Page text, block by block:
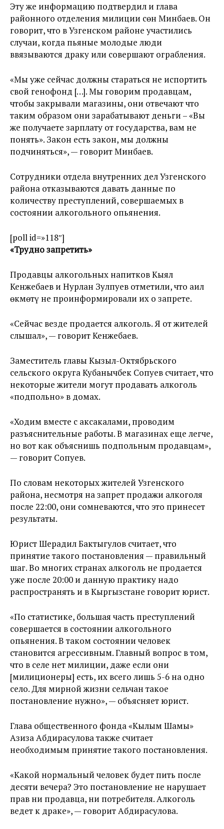
Эту же информацию подтвердил и глава
районного отделения милиции Үсөн Минбаев. Он
говорит, что в Узгенском районе участились
случаи, когда пьяные молодые люди
ввязываются драку или совершают ограбления.
«Мы уже сейчас должны стараться не испортить
свой генофонд […]. Мы говорим продавцам,
чтобы закрывали магазины, они отвечают что
таким образом они зарабатывают деньги – «Вы
же получаете зарплату от государства, вам не
понять». Закон есть закон, мы должны
подчиняться», — говорит Минбаев.
Сотрудники отдела внутренних дел Узгенского
района отказываются давать данные по
количеству преступлений, совершаемых в
состоянии алкогольного опьянения.
[poll id=»118″]
«Трудно запретить»
Продавцы алкогольных напитков Кыял
Кенжебаев и Нурлан Зулпуев отметили, что аил
өкмөтү не проинформировали их о запрете.
«Сейчас везде продается алкоголь. Я от жителей
слышал», — говорит Кенжебаев.
Заместитель главы Кызыл-Октябрьского
сельского округа Кубанычбек Сопуев считает, что
некоторые жители могут продавать алкоголь
«подпольно» в домах.
«Ходим вместе с аксакалами, проводим
разъяснительные работы. В магазинах еще легче,
но вот как объяснишь подпольным продавцам»,
— говорит Сопуев.
По словам некоторых жителей Узгенского
района, несмотря на запрет продажи алкоголя
после 22:00, они сомневаются, что это принесет
результаты.
Юрист Шерадил Бактыгулов считает, что
принятие такого постановления — правильный
шаг. Во многих странах алкоголь не продается
уже после 20:00 и данную практику надо
распространять и в Кыргызстане говорит юрист.
«По статистике, большая часть преступлений
совершается в состоянии алкогольного
опьянения. В таком состоянии человек
становится агрессивным. Главный вопрос в том,
что в селе нет милиции, даже если они
[милиционеры] есть, их всего лишь 5-6 на одно
село. Для мирной жизни сельчан такое
постановление нужно», — объясняет юрист.
Глава общественного фонда «Кылым Шамы»
Азиза Абдирасулова также считает
необходимым принятие такого постановления.
«Какой нормальный человек будет пить после
десяти вечера? Это постановление не нарушает
прав ни продавца, ни потребителя. Алкоголь
ведет к драке», — говорит Абдирасулова.